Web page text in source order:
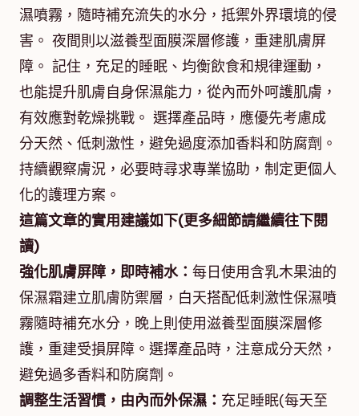
濕噴霧，隨時補充流失的水分，抵禦外界環境的侵
害。 夜間則以滋養型面膜深層修護，重建肌膚屏
障。 記住，充足的睡眠、均衡飲食和規律運動，
也能提升肌膚自身保濕能力，從內而外呵護肌膚，
有效應對乾燥挑戰。 選擇產品時，應優先考慮成
分天然、低刺激性，避免過度添加香料和防腐劑。
持續觀察膚況，必要時尋求專業協助，制定更個人
化的護理方案。
這篇文章的實用建議如下(更多細節請繼續往下閱
讀)
強化肌膚屏障，即時補水： 每日使用含乳木果油的
保濕霜建立肌膚防禦層，白天搭配低刺激性保濕噴
霧隨時補充水分，晚上則使用滋養型面膜深層修
護，重建受損屏障。選擇產品時，注意成分天然，
避免過多香料和防腐劑。
調整生活習慣，由內而外保濕： 充足睡眠(每天至